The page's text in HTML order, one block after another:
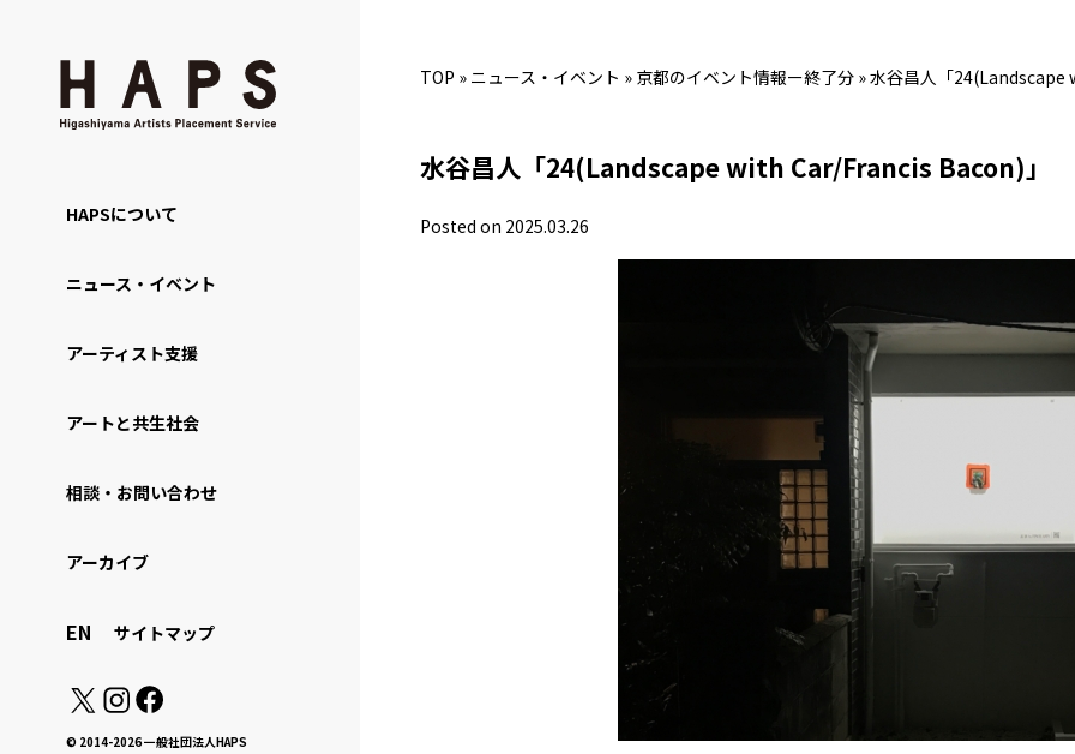
HAPSについて
ニュース・イベント
アーティスト支援
アートと共生社会
相談・お問い合わせ
アーカイブ
EN サイトマップ
© 2014-2026 一般社団法人HAPS
TOP » ニュース・イベント » 京都のイベント情報ー終了分 »水谷昌人「
水谷昌人「24(Landscape with Car/Francis Bacon)」
Posted on 2025.03.26